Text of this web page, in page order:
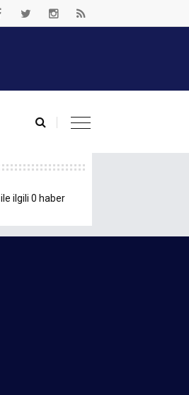
ile ilgili 0 haber